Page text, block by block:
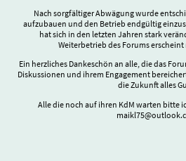
Nach sorgfältiger Abwägung wurde
aufzubauen und den Betrieb endgültig
hat sich in den letzten Jahren stark
Weiterbetrieb des Forums
Ein herzliches Dankeschön an alle, die das
Diskussionen und ihrem Engagement
die Zukunft alles
Alle die noch auf ihren KdM warten bitte